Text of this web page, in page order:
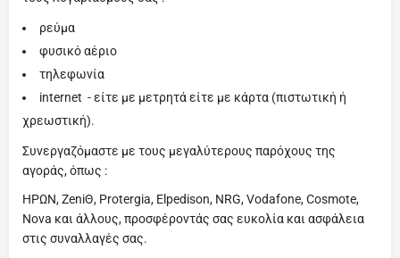
ρεύμα
φυσικό αέριο
τηλεφωνία
internet - είτε με μετρητά είτε με κάρτα (πιστωτική ή
χρεωστική).
Συνεργαζόμαστε με τους μεγαλύτερους παρόχους της
αγοράς, όπως :
ΗΡΩΝ, ZeniΘ, Protergia, Elpedison, NRG, Vodafone, Cosmote,
Nova και άλλους, προσφέροντάς σας ευκολία και ασφάλεια
στις συναλλαγές σας.